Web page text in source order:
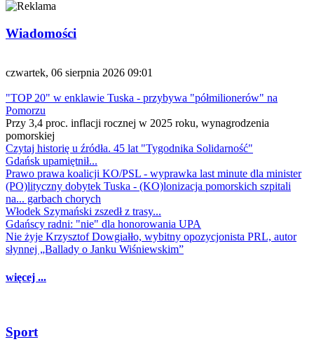
Wiadomości
czwartek, 06 sierpnia 2026 09:01
"TOP 20" w enklawie Tuska - przybywa "półmilionerów" na
Pomorzu
Przy 3,4 proc. inflacji rocznej w 2025 roku, wynagrodzenia
pomorskiej
Czytaj historię u źródła. 45 lat "Tygodnika Solidarność"
Gdańsk upamiętnił...
Prawo prawa koalicji KO/PSL - wyprawka last minute dla minister
(PO)lityczny dobytek Tuska - (KO)lonizacja pomorskich szpitali
na... garbach chorych
Włodek Szymański zszedł z trasy...
Gdańscy radni: "nie" dla honorowania UPA
Nie żyje Krzysztof Dowgiałło, wybitny opozycjonista PRL, autor
słynnej „Ballady o Janku Wiśniewskim”
więcej ...
Sport